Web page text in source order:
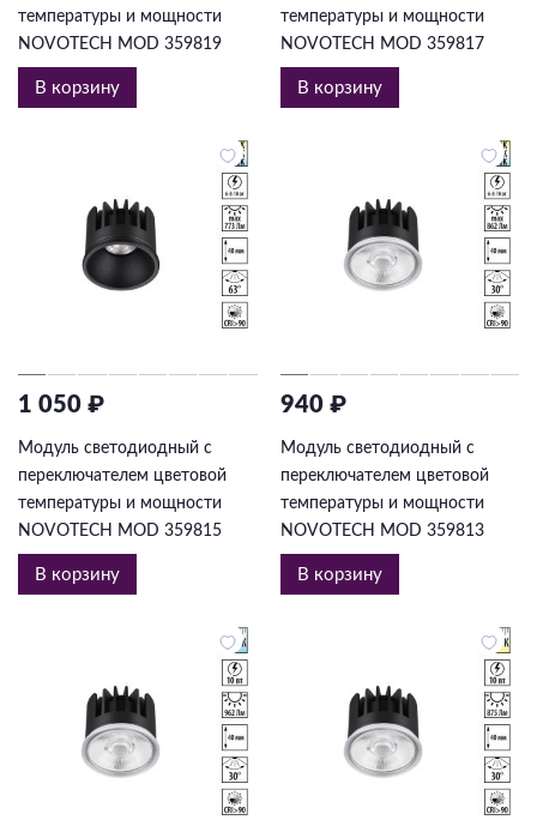
температуры и мощности
NOVOTECH MOD 359819
В корзину
температуры и мощности
NOVOTECH MOD 359817
В корзину
1 050 ₽
Модуль светодиодный с
переключателем цветовой
температуры и мощности
NOVOTECH MOD 359815
В корзину
940 ₽
Модуль светодиодный с
переключателем цветовой
температуры и мощности
NOVOTECH MOD 359813
В корзину